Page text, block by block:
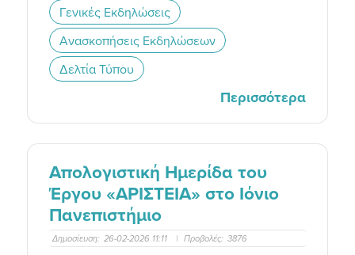
Γενικές Εκδηλώσεις
Ανασκοπήσεις Εκδηλώσεων
Δελτία Τύπου
Περισσότερα
Απολογιστική Ημερίδα του
Έργου «ΑΡΙΣΤΕΙΑ» στο Ιόνιο
Πανεπιστήμιο
Δημοσίευση: 26-02-2026 11:11 | Προβολές: 3876